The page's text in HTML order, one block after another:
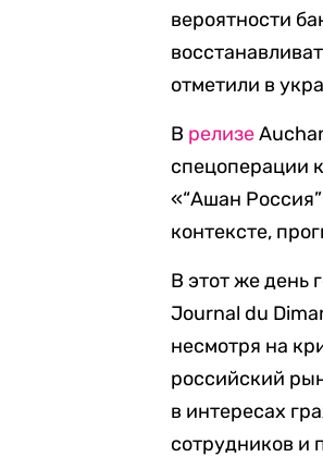
вероятности
отметили в
В релизе
спецоперации
«“Ашан
контексте,
В этот же день
Journal du
несмотря на
российский
в интересах
сотрудников и